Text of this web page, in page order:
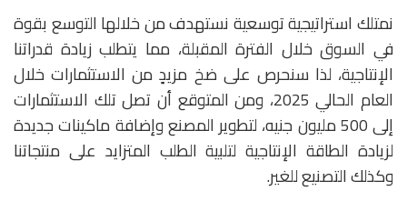
نمتلك استراتيجية توسعية نستهدف من خلالها التوسع بقوة
في السوق خلال الفترة المقبلة، مما يتطلب زيادة قدراتنا
الإنتاجية، لذا سنحرص على ضخ مزيدٍ من الاستثمارات خلال
العام الحالي 2025، ومن المتوقع أن تصل تلك الاستثمارات
إلى 500 مليون جنيه، لتطوير المصنع وإضافة ماكينات جديدة
لزيادة الطاقة الإنتاجية لتلبية الطلب المتزايد على منتجاتنا
وكذلك التصنيع للغير.